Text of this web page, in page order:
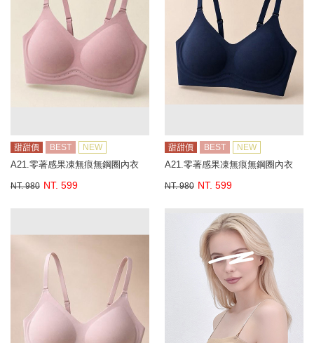
甜甜價 BEST NEW
A21.零著感果凍無痕無鋼圈內衣
NT. 980 NT. 599
甜甜價 BEST NEW
A21.零著感果凍無痕無鋼圈內衣
NT. 980 NT. 599